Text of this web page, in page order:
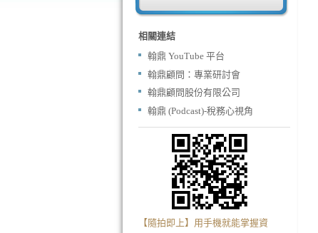
相關連結
翰鼎 YouTube 平台
翰鼎顧問：專業研討會
翰鼎顧問股份有限公司
翰鼎 (Podcast)-稅務心視角
【隨拍即上】用手機就能掌握資